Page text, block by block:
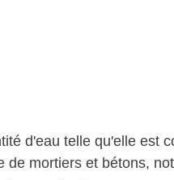
d'eau telle qu'elle est
de mortiers et bétons,